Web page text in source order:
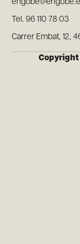
Tel. 96 110 78 03
Carrer Embat, 12,
Copyright